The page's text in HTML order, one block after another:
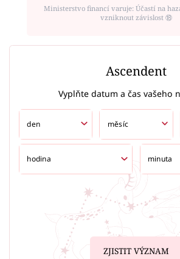
Ministerstvo financí varuje: Účastí na
vzniknout závislost ⑱
Ascendent
Vyplňte datum a čas vašeho
ZJISTIT VÝZNAM